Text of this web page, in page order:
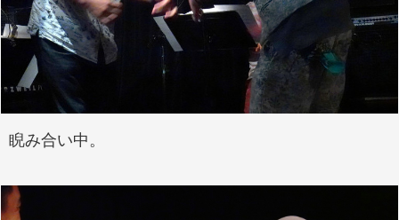
睨み合い中。